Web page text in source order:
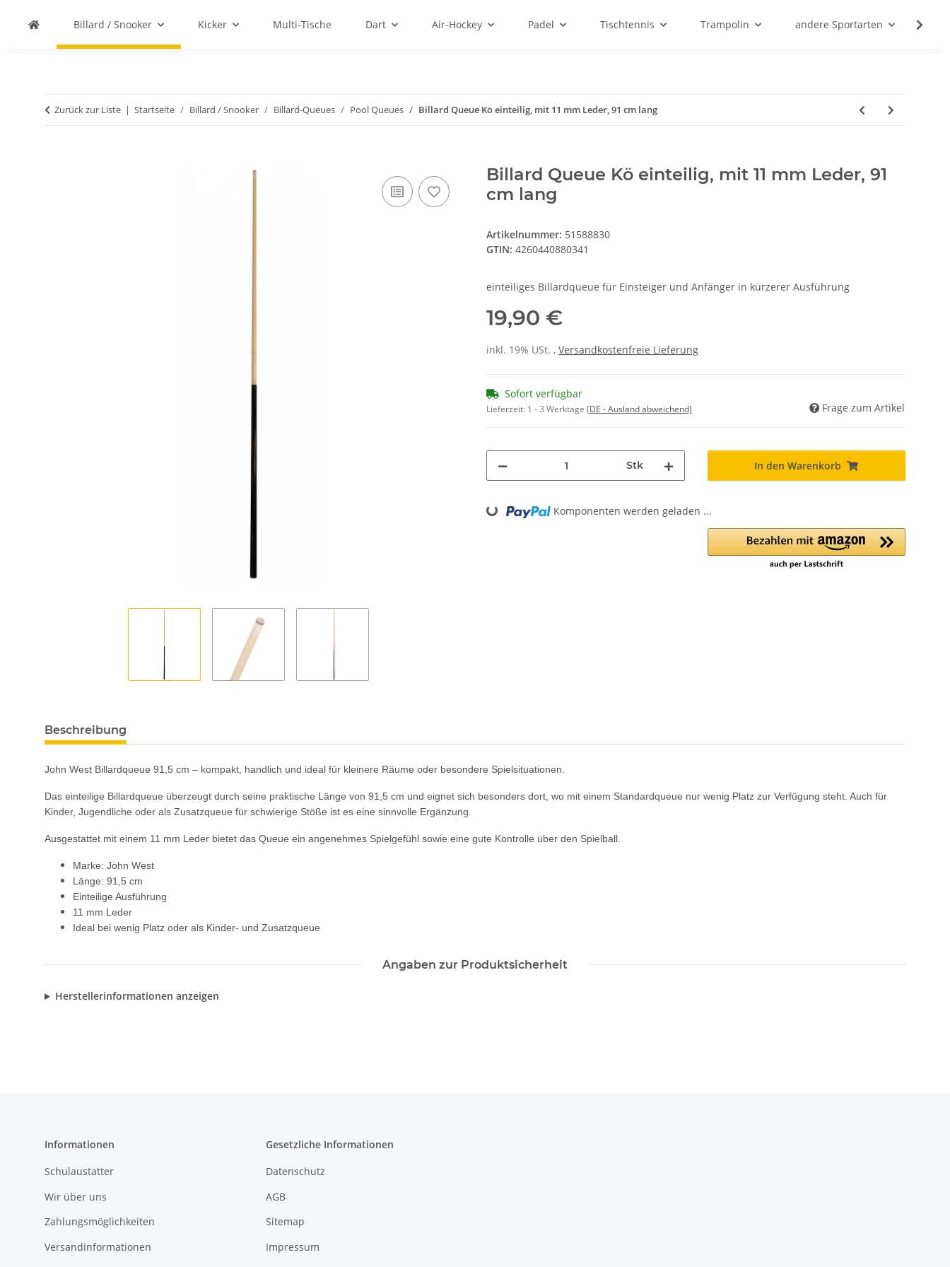
Billard / Snooker Kicker Multi-Tische Dart Air-Hockey Padel Tischtennis Trampolin andere Sportarten
Zurück zur Liste Startseite Billard / Snooker Billard-Queues Pool Queues Billard Queue Kö einteilig, mit 11 mm Leder, 91 cm lang
Billard Queue Kö einteilig, mit 11 mm Leder, 91
cm lang
Artikelnummer: 51588830
GTIN: 4260440880341
einteiliges Billardqueue für Einsteiger und Anfänger in kürzerer Ausführung
19,90 €
inkl. 19% USt. , Versandkostenfreie Lieferung
Sofort verfügbar
Lieferzeit: 1 - 3 Werktage (DE - Ausland abweichend) Frage zum Artikel
Stk In den Warenkorb
Loading... Komponenten werden geladen ...
Beschreibung
John West Billardqueue 91,5 cm – kompakt, handlich und ideal für kleinere Räume oder besondere Spielsituationen.
Das einteilige Billardqueue überzeugt durch seine praktische Länge von 91,5 cm und eignet sich besonders dort, wo mit einem Standardqueue nur wenig Platz zur Verfügung steht. Auch für
Kinder, Jugendliche oder als Zusatzqueue für schwierige Stöße ist es eine sinnvolle Ergänzung.
Ausgestattet mit einem 11 mm Leder bietet das Queue ein angenehmes Spielgefühl sowie eine gute Kontrolle über den Spielball.
Marke: John West
Länge: 91,5 cm
Einteilige Ausführung
11 mm Leder
Ideal bei wenig Platz oder als Kinder- und Zusatzqueue
Angaben zur Produktsicherheit
Herstellerinformationen anzeigen
Informationen
Schulaustatter
Wir über uns
Zahlungsmöglichkeiten
Versandinformationen
Gesetzliche Informationen
Datenschutz
AGB
Sitemap
Impressum